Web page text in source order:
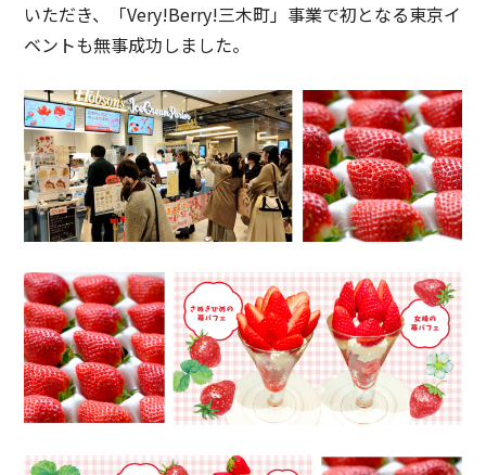
いただき、「Very!Berry!三木町」事業で初となる東京イ
ベントも無事成功しました。